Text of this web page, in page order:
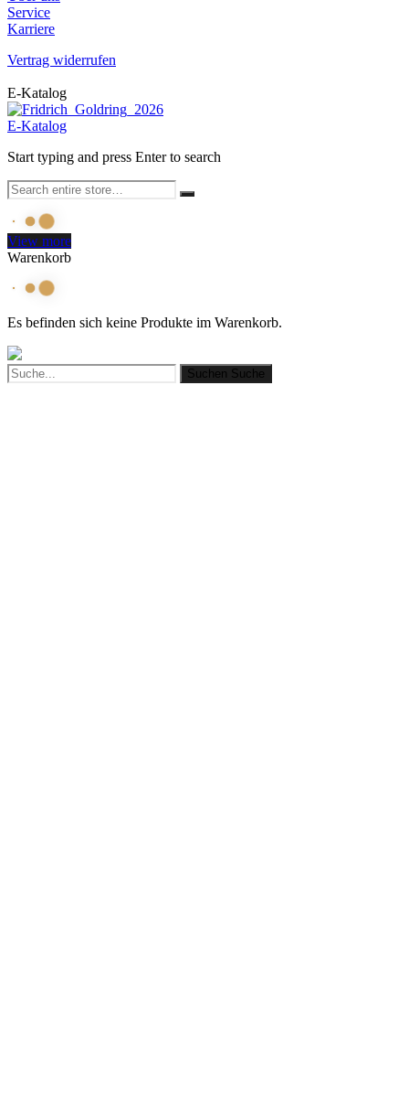
Service
Karriere
Vertrag widerrufen
E-Katalog
E-Katalog
Start typing and press Enter to search
View more
Warenkorb
Es befinden sich keine Produkte im Warenkorb.
Suchen Suche